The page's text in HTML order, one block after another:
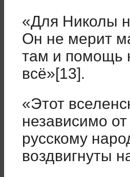
«Для Николы
Он не мерит
там и помощь
всё»[13].
«Этот
независимо
русскому
воздвигнуты